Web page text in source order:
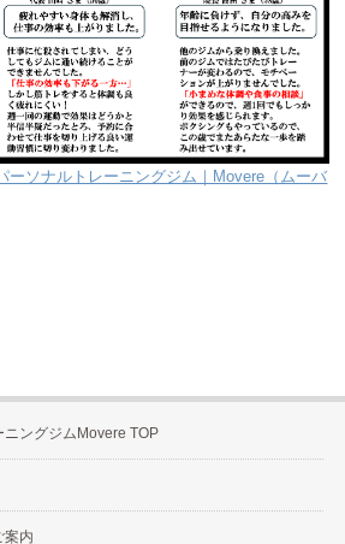
ーソナルトレーニングジム｜Movere（ムーバ
ングジムMovere TOP
案内